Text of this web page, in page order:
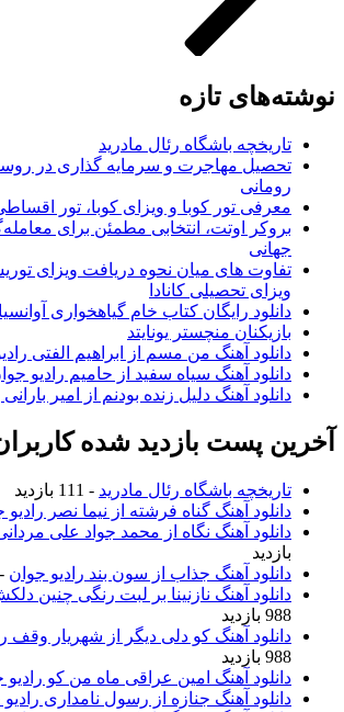
نوشته‌های تازه
تاریخچه باشگاه رئال مادرید
تحصیل مهاجرت و سرمایه گذاری در
رومانی
معرفی تور کوبا و ویزای کوبا، تور
بروکر اوتت، انتخابی مطمئن برای
جهانی
تفاوت های میان نحوه دریافت ویزای
ویزای تحصیلی کانادا
دانلود رایگان کتاب خام گیاهخواری
بازیکنان منچستر یونایتد
دانلود آهنگ من مسم از ابراهیم الفتی
دانلود آهنگ سیاه سفید از حامیم رادیو
دانلود آهنگ دلیل زنده بودنم از امیر
آخرین پست بازدید شده
تاریخچه باشگاه رئال مادرید - 111 بازدید
دانلود آهنگ گناه فرشته از نیما نصر رادیو
دانلود آهنگ نگاه از محمد جواد علی
بازدید
دانلود آهنگ جذاب از سون بند رادیو جوان - 988 بازدید
دانلود آهنگ نازنینا بر لبت رنگی چنین
988 بازدید
دانلود آهنگ کو دلی دیگر از شهریار وقف
988 بازدید
دانلود آهنگ امین عراقی ماه من کو رادیو
دانلود آهنگ جنازه از رسول نامداری